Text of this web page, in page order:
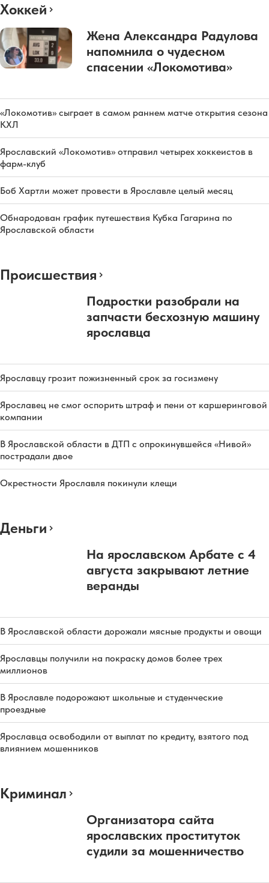
Хоккей
Жена Александра Радулова
напомнила о чудесном
спасении «Локомотива»
«Локомотив» сыграет в самом раннем матче открытия сезона
КХЛ
Ярославский «Локомотив» отправил четырех хоккеистов в
фарм-клуб
Боб Хартли может провести в Ярославле целый месяц
Обнародован график путешествия Кубка Гагарина по
Ярославской области
Происшествия
Подростки разобрали на
запчасти бесхозную машину
ярославца
Ярославцу грозит пожизненный срок за госизмену
Ярославец не смог оспорить штраф и пени от каршеринговой
компании
В Ярославской области в ДТП с опрокинувшейся «Нивой»
пострадали двое
Окрестности Ярославля покинули клещи
Деньги
На ярославском Арбате с 4
августа закрывают летние
веранды
В Ярославской области дорожали мясные продукты и овощи
Ярославцы получили на покраску домов более трех
миллионов
В Ярославле подорожают школьные и студенческие
проездные
Ярославца освободили от выплат по кредиту, взятого под
влиянием мошенников
Криминал
Организатора сайта
ярославских проституток
судили за мошенничество